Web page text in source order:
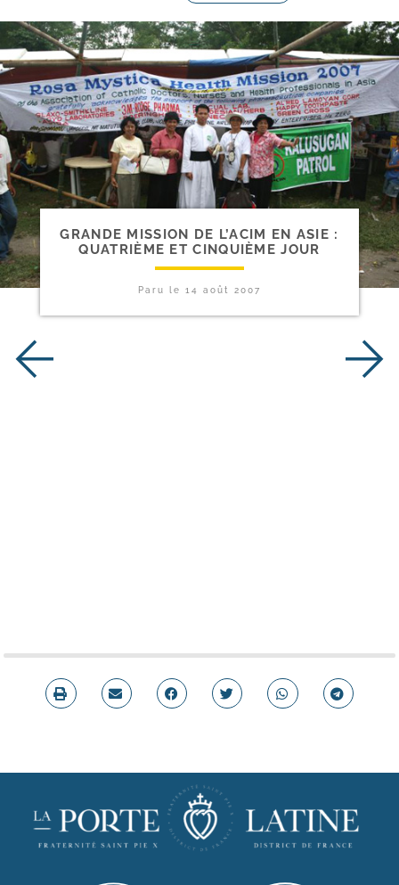
GRANDE MISSION DE L’ACIM EN ASIE :
QUATRIÈME ET CINQUIÈME JOUR
Paru le 14 août 2007